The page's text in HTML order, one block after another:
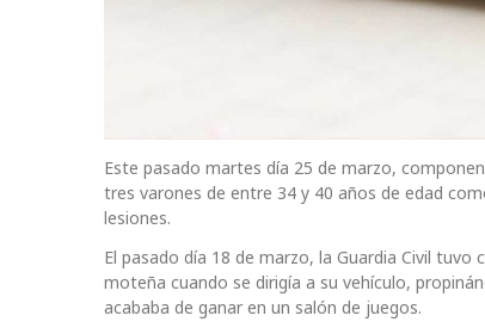
Este pasado martes día 25 de marzo,
tres varones de entre 34 y 40 años de edad
lesiones.
El pasado día 18 de marzo, la Guardia Civil
moteña cuando se dirigía a su vehículo,
acababa de ganar en un salón de juegos.